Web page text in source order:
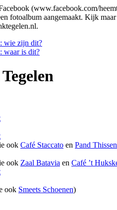
(www.facebook.com/
fotoalbum aangemaakt. Kijk
wie zijn dit?
waar is dit?
ook Café Staccato en Pand
ook Zaal Batavia en Café ’t
ook Smeets Schoenen)